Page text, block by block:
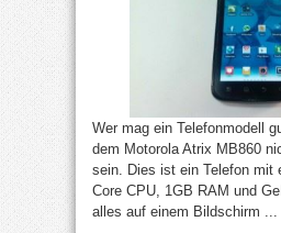
Wer mag ein Telefonmodell
dem Motorola Atrix MB860
sein. Dies ist ein Telefon mit
Core CPU, 1GB RAM und
alles auf einem Bildschirm ...